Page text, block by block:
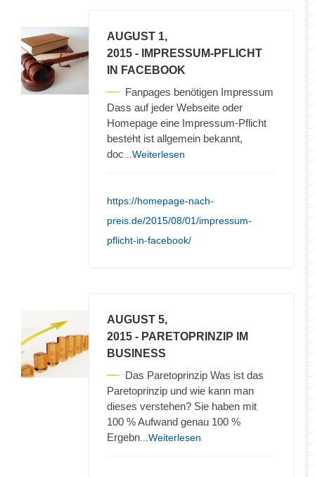
AUGUST 1,
2015 - IMPRESSUM-PFLICHT
IN FACEBOOK
Fanpages benötigen Impressum
Dass auf jeder Webseite oder
Homepage eine Impressum-Pflicht
besteht ist allgemein bekannt,
doc ...Weiterlesen
https://homepage-nach-
preis.de/2015/08/01/impressum-
pflicht-in-facebook/
AUGUST 5,
2015 - PARETOPRINZIP IM
BUSINESS
Das Paretoprinzip Was ist das
Paretoprinzip und wie kann man
dieses verstehen? Sie haben mit
100 % Aufwand genau 100 %
Ergebn ...Weiterlesen